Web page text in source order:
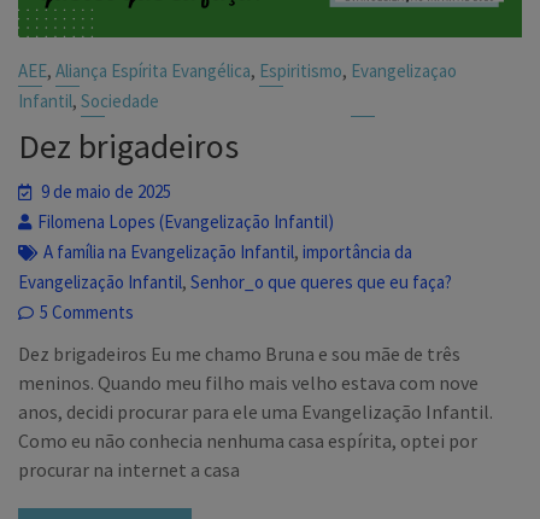
AEE,Aliança Espírita Evangélica, Espiritismo, Evangelizaçao
Infantil,Sociedade
Dez brigadeiros
9 de maio de 2025
Filomena Lopes (Evangelização Infantil)
A família na Evangelização Infantil,importância da
Evangelização Infantil,Senhor_o que queres que eu faça?
5 Comments
Dez brigadeiros Eu me chamo Bruna e sou mãe de três
meninos. Quando meu filho mais velho estava com nove
anos, decidi procurar para ele uma Evangelização Infantil.
Como eu não conhecia nenhuma casa espírita, optei por
procurar na internet a casa